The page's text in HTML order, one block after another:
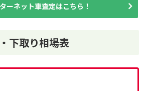
ーネット車査定はこちら！
下取り相場表